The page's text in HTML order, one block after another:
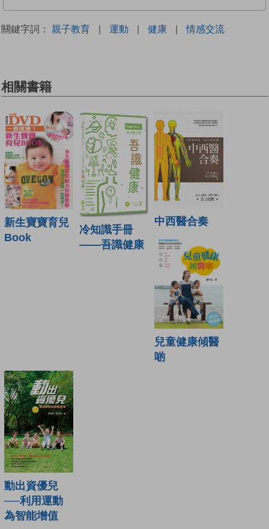
關鍵字詞： 親子教育 | 運動 | 健康 | 情感交流
相關書籍
新生寶寶育兒
Book
冷知識手冊
——吾識健康
中西醫合奏
兒童健康傾醫
啲
動出資優兒
──利用運動
為智能增值